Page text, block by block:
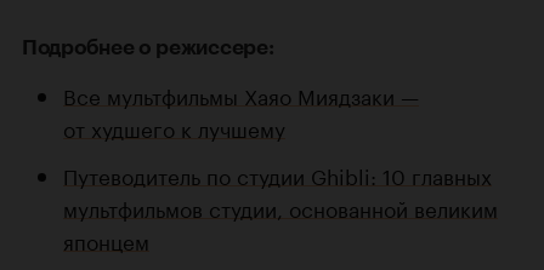
Подробнее о режиссере:
Все мультфильмы Хаяо Миядзаки —
от худшего к лучшему
Путеводитель по студии Ghibli: 10 главных
мультфильмов студии, основанной великим
японцем